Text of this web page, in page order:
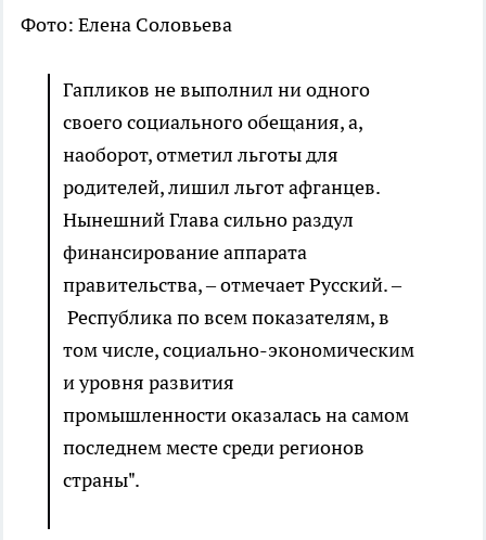
Фото: Елена Соловьева
Гапликов не выполнил ни одного
своего социального обещания, а,
наоборот, отметил льготы для
родителей, лишил льгот афганцев.
Нынешний Глава сильно раздул
финансирование аппарата
правительства, – отмечает Русский. –
Республика по всем показателям, в
том числе, социально-экономическим
и уровня развития
промышленности оказалась на самом
последнем месте среди регионов
страны".